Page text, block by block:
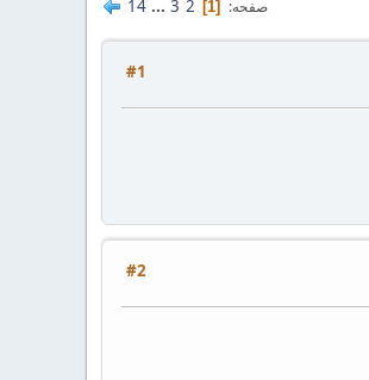
صفحه 1
2
3
...
14
#1
#2